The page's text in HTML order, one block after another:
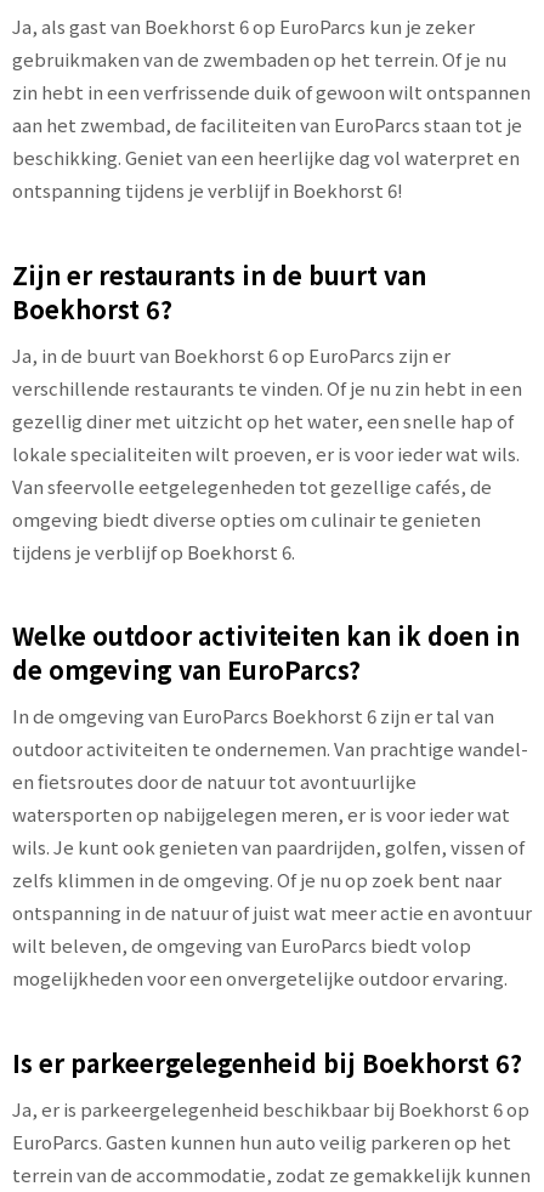
Ja, als gast van Boekhorst 6 op EuroParcs kun je zeker
gebruikmaken van de zwembaden op het terrein. Of je nu
zin hebt in een verfrissende duik of gewoon wilt ontspannen
aan het zwembad, de faciliteiten van EuroParcs staan tot je
beschikking. Geniet van een heerlijke dag vol waterpret en
ontspanning tijdens je verblijf in Boekhorst 6!
Zijn er restaurants in de buurt van
Boekhorst 6?
Ja, in de buurt van Boekhorst 6 op EuroParcs zijn er
verschillende restaurants te vinden. Of je nu zin hebt in een
gezellig diner met uitzicht op het water, een snelle hap of
lokale specialiteiten wilt proeven, er is voor ieder wat wils.
Van sfeervolle eetgelegenheden tot gezellige cafés, de
omgeving biedt diverse opties om culinair te genieten
tijdens je verblijf op Boekhorst 6.
Welke outdoor activiteiten kan ik doen in
de omgeving van EuroParcs?
In de omgeving van EuroParcs Boekhorst 6 zijn er tal van
outdoor activiteiten te ondernemen. Van prachtige wandel-
en fietsroutes door de natuur tot avontuurlijke
watersporten op nabijgelegen meren, er is voor ieder wat
wils. Je kunt ook genieten van paardrijden, golfen, vissen of
zelfs klimmen in de omgeving. Of je nu op zoek bent naar
ontspanning in de natuur of juist wat meer actie en avontuur
wilt beleven, de omgeving van EuroParcs biedt volop
mogelijkheden voor een onvergetelijke outdoor ervaring.
Is er parkeergelegenheid bij Boekhorst 6?
Ja, er is parkeergelegenheid beschikbaar bij Boekhorst 6 op
EuroParcs. Gasten kunnen hun auto veilig parkeren op het
terrein van de accommodatie, zodat ze gemakkelijk kunnen